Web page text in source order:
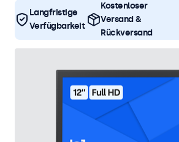
Langfristige
Verfügbarkeit
Kostenloser
Versand &
Rückversand